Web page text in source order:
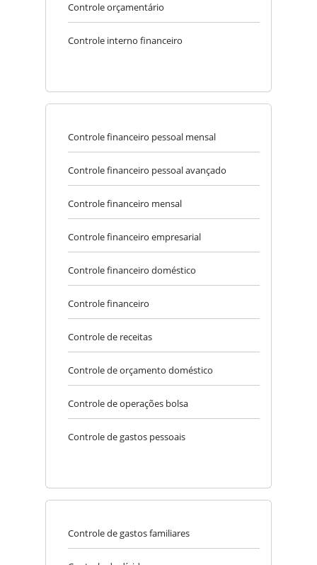
Controle orçamentário
Controle interno financeiro
Controle financeiro pessoal mensal
Controle financeiro pessoal avançado
Controle financeiro mensal
Controle financeiro empresarial
Controle financeiro doméstico
Controle financeiro
Controle de receitas
Controle de orçamento doméstico
Controle de operações bolsa
Controle de gastos pessoais
Controle de gastos familiares